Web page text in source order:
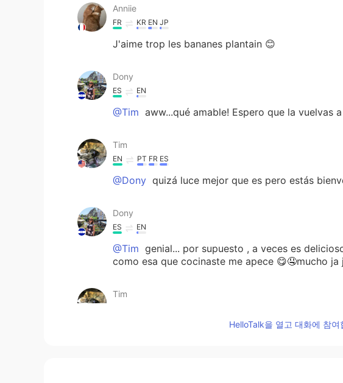
Anniie
FR KR EN JP
J'aime trop les bananes plantain 😊
Dony
ES EN
@Tim aww...qué amable! Espero que la vuelvas
Tim
EN PT FR ES
@Dony quizá luce mejor que es pero estás
Dony
ES EN
@Tim genial... por supuesto , a veces es
como esa que cocinaste me apece 😋🤤mucho ja
Tim
claro, no siempre, pero a veces
HelloTalk을 열고 대화에 참여